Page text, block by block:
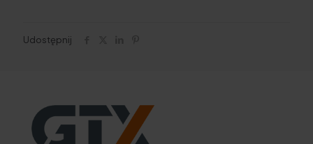
Udostępnij